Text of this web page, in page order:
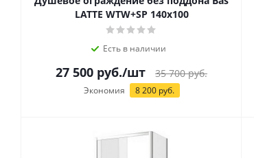
LATTE WTW+SP 140х100
Есть в наличии
27 500 руб./шт 35 700руб.
Экономия 8 200руб.